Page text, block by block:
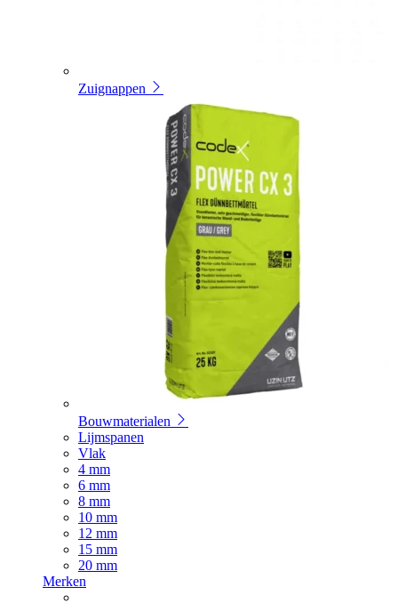
Zuignappen
Bouwmaterialen
Lijmspanen
Vlak
4 mm
6 mm
8 mm
10 mm
12 mm
15 mm
20 mm
Merken